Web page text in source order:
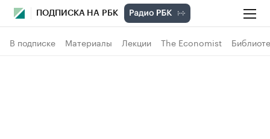
ПОДПИСКА НА РБК
В подписке Материалы Лекции The Economist